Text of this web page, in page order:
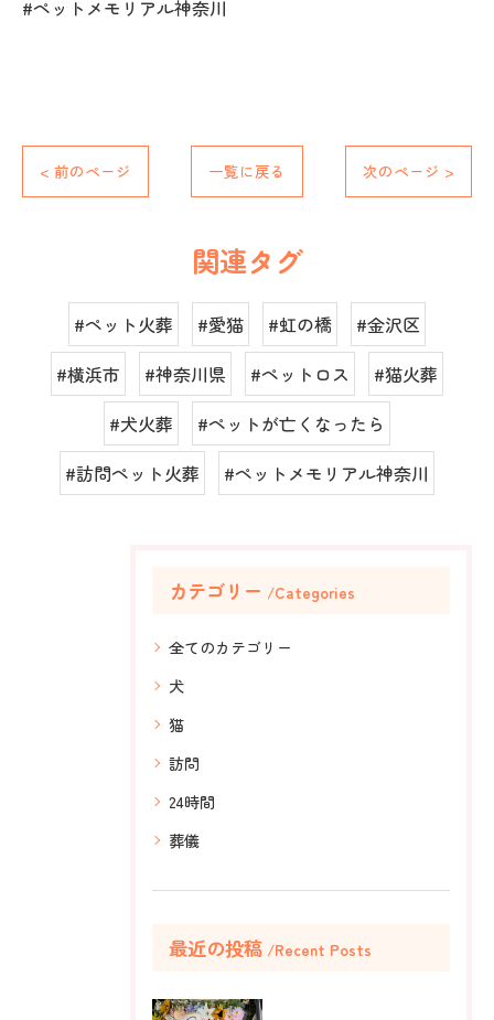
#ペットメモリアル神奈川
< 前のページ 一覧に戻る 次のページ >
関連タグ
#ペット火葬 #愛猫 #虹の橋
#金沢区
#横浜市
#神奈川県 #ペットロス
#猫火葬
#犬火葬
#ペットが亡くなったら
#訪問ペット火葬
#ペットメモリアル神奈川
カテゴリー Categories
全てのカテゴリー
犬
猫
訪問
24時間
葬儀
最近の投稿 Recent Posts